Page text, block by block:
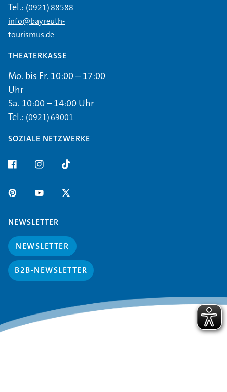
Tel.: (0921) 88588
info@bayreuth-
tourismus.de
THEATERKASSE
Mo. bis Fr. 10:00 – 17:00
Uhr
Sa. 10:00 – 14:00 Uhr
Tel.: (0921) 69001
SOZIALE NETZWERKE
NEWSLETTER
NEWSLETTER
B2B-NEWSLETTER